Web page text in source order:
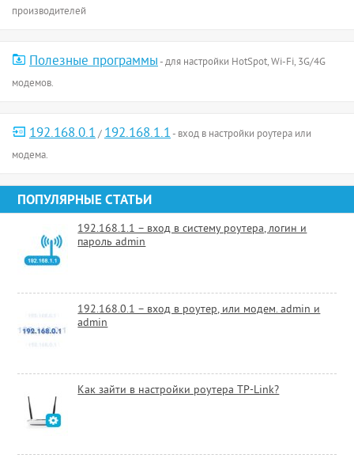
производителей
Полезные программы- для настройки HotSpot, Wi-Fi, 3G/4G
модемов.
192.168.0.1/192.168.1.1- вход в настройки роутера или
модема.
ПОПУЛЯРНЫЕ СТАТЬИ
192.168.1.1 – вход в систему роутера, логин и
пароль admin
192.168.0.1 – вход в роутер, или модем. admin и
admin
Как зайти в настройки роутера TP-Link?